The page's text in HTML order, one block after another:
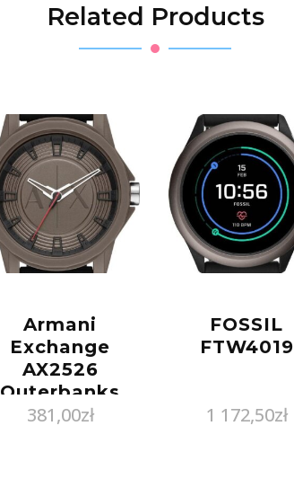
Related Products
Armani
Exchange
AX2526
Outerbanks
381,00zł
FOSSIL
FTW4019
1 172,50zł